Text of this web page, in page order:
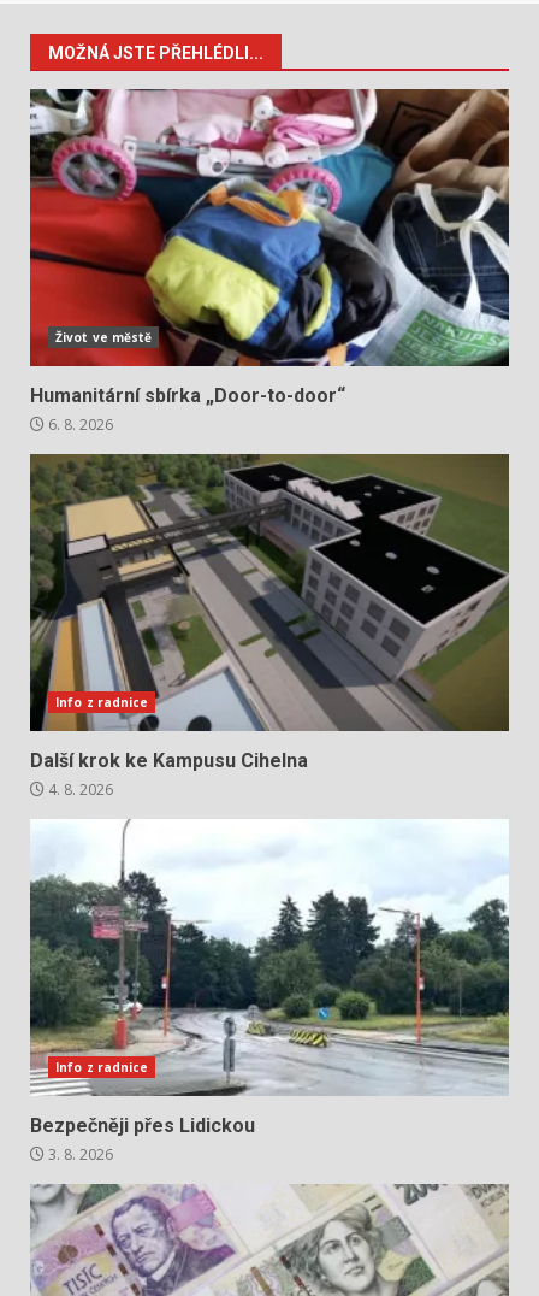
MOŽNÁ JSTE PŘEHLÉDLI...
Život ve městě
Humanitární sbírka „Door-to-door“
6. 8. 2026
Info z radnice
Další krok ke Kampusu Cihelna
4. 8. 2026
Info z radnice
Bezpečněji přes Lidickou
3. 8. 2026